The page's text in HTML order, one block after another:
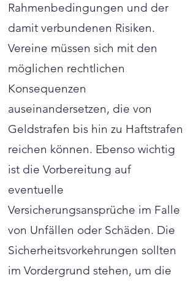
Rahmenbedingungen und der
damit verbundenen Risiken.
Vereine müssen sich mit den
möglichen rechtlichen
Konsequenzen
auseinandersetzen, die von
Geldstrafen bis hin zu Haftstrafen
reichen können. Ebenso wichtig
ist die Vorbereitung auf
eventuelle
Versicherungsansprüche im Falle
von Unfällen oder Schäden. Die
Sicherheitsvorkehrungen sollten
im Vordergrund stehen, um die